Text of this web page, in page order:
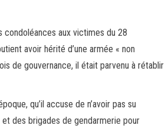
condoléances aux victimes du 28
avoir hérité d’une armée « non
de gouvernance, il était parvenu à rétablir
qu’il accuse de n’avoir pas su
des brigades de gendarmerie pour